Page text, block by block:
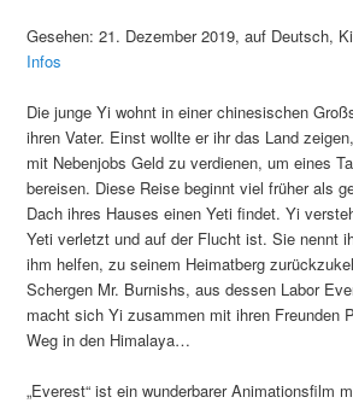
Gesehen: 21. Dezember 2019, auf Deutsch,
Infos
Die junge Yi wohnt in einer chinesischen
ihren Vater. Einst wollte er ihr das Land
mit Nebenjobs Geld zu verdienen, um eines
bereisen. Diese Reise beginnt viel früher als
Dach ihres Hauses einen Yeti findet. Yi
Yeti verletzt und auf der Flucht ist. Sie nennt
ihm helfen, zu seinem Heimatberg
Schergen Mr. Burnishs, aus dessen Labor
macht sich Yi zusammen mit ihren Freunden
Weg in den Himalaya…
„Everest“ ist ein wunderbarer Animationsfilm